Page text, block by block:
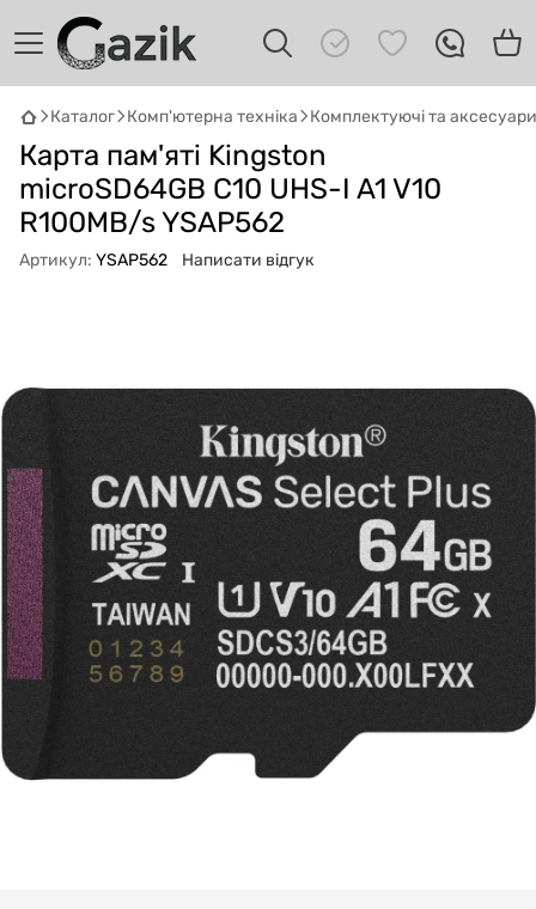
Каталог Комп'ютерна техніка Комплектуючі та аксесуари
Карта пам'яті Kingston
microSD64GB C10 UHS-I A1 V10
R100MB/s YSAP562
Артикул: YSAP562 Написати відгук
GAZIKAI
Онлайн · пошук техніки
Привіт! 👋 Я Gazik AI — допоможу
підібрати вживану комп'ютерну техніку.
Що шукаєш?